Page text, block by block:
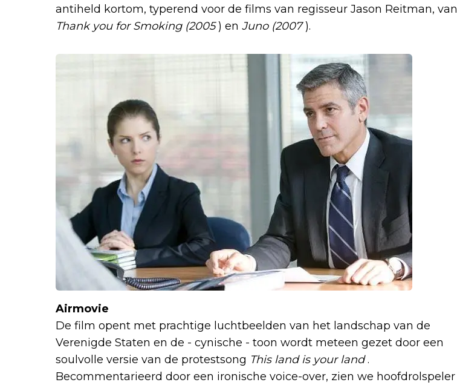
antiheld kortom, typerend voor de films van regisseur Jason Reitman, van
Thank you for Smoking (2005) en Juno (2007).
Airmovie
De film opent met prachtige luchtbeelden van het landschap van de
Verenigde Staten en de - cynische - toon wordt meteen gezet door een
soulvolle versie van de protestsong This land is your land.
Becommentarieerd door een ironische voice-over, zien we hoofdrolspeler